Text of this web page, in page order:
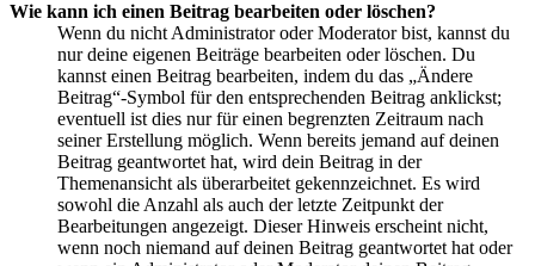
Wie kann ich einen Beitrag bearbeiten oder löschen?
Wenn du nicht Administrator oder Moderator bist, kannst du
nur deine eigenen Beiträge bearbeiten oder löschen. Du
kannst einen Beitrag bearbeiten, indem du das „Ändere
Beitrag“-Symbol für den entsprechenden Beitrag anklickst;
eventuell ist dies nur für einen begrenzten Zeitraum nach
seiner Erstellung möglich. Wenn bereits jemand auf deinen
Beitrag geantwortet hat, wird dein Beitrag in der
Themenansicht als überarbeitet gekennzeichnet. Es wird
sowohl die Anzahl als auch der letzte Zeitpunkt der
Bearbeitungen angezeigt. Dieser Hinweis erscheint nicht,
wenn noch niemand auf deinen Beitrag geantwortet hat oder